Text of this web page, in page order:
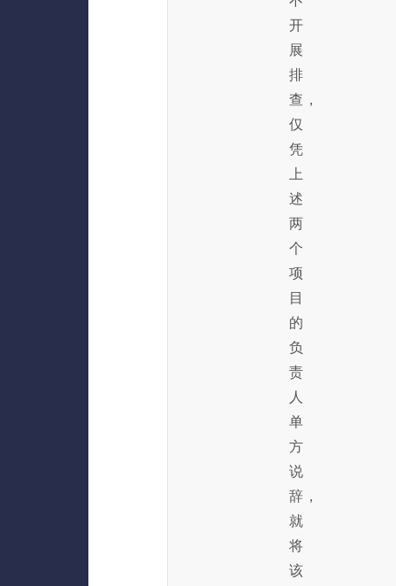
开
展
排
查，
仅
凭
上
述
两
个
项
目
的
负
责
人
单
方
说
辞，
就
将
该